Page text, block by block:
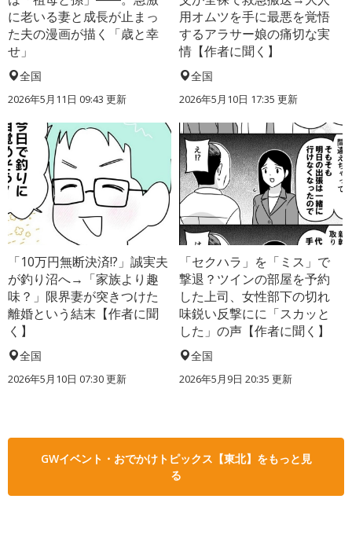
に老いる妻と成長が止まっ
た夫の漫画が描く「歳と幸
せ」
全国
2026年5月11日 09:43 更新
用オムツを手に最悪を覚悟
するアラサー娘の痛切な実
情【作者に聞く】
全国
2026年5月10日 17:35 更新
「10万円無断決済!?」誠実夫
が釣り沼へ→「家族より趣
味？」限界妻が突きつけた
離婚という結末【作者に聞
く】
全国
2026年5月10日 07:30 更新
「セクハラ」を「ミス」で
撃退？ツインの部屋を予約
した上司、女性部下の切れ
味鋭い反撃にに「スカッと
した」の声【作者に聞く】
全国
2026年5月9日 20:35 更新
GWイベント・おでかけトピックス【東北】をもっと見
る